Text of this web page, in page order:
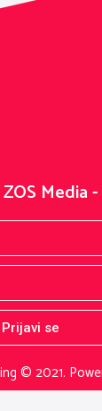
© 2021.
Media
Prijavi se